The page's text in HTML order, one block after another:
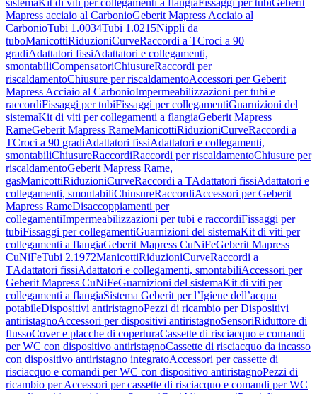
sistemaKit di viti per collegamenti a flangiaFissaggi per tubiGeberit
Mapress acciaio al CarbonioGeberit Mapress Acciaio al
CarbonioTubi 1.0034Tubi 1.0215Nippli da
tuboManicottiRiduzioniCurveRaccordi a TCroci a 90
gradiAdattatori fissiAdattatori e collegamenti,
smontabiliCompensatoriChiusureRaccordi per
riscaldamentoChiusure per riscaldamentoAccessori per Geberit
Mapress Acciaio al CarbonioImpermeabilizzazioni per tubi e
raccordiFissaggi per tubiFissaggi per collegamentiGuarnizioni del
sistemaKit di viti per collegamenti a flangiaGeberit Mapress
RameGeberit Mapress RameManicottiRiduzioniCurveRaccordi a
TCroci a 90 gradiAdattatori fissiAdattatori e collegamenti,
smontabiliChiusureRaccordiRaccordi per riscaldamentoChiusure per
riscaldamentoGeberit Mapress Rame,
gasManicottiRiduzioniCurveRaccordi a TAdattatori fissiAdattatori e
collegamenti, smontabiliChiusureRaccordiAccessori per Geberit
Mapress RameDisaccoppiamenti per
collegamentiImpermeabilizzazioni per tubi e raccordiFissaggi per
tubiFissaggi per collegamentiGuarnizioni del sistemaKit di viti per
collegamenti a flangiaGeberit Mapress CuNiFeGeberit Mapress
CuNiFeTubi 2.1972ManicottiRiduzioniCurveRaccordi a
TAdattatori fissiAdattatori e collegamenti, smontabiliAccessori per
Geberit Mapress CuNiFeGuarnizioni del sistemaKit di viti per
collegamenti a flangiaSistema Geberit per l’Igiene dell’acqua
potabileDispositivi antiristagnoPezzi di ricambio per Dispositivi
antiristagnoAccessori per dispositivi antiristagnoSensoriRiduttore di
flussoCover e placche di coperturaCassette di risciacquo e comandi
per WC con dispositivo antiristagnoCassette di risciacquo da incasso
con dispositivo antiristagno integratoAccessori per cassette di
risciacquo e comandi per WC con dispositivo antiristagnoPezzi di
ricambio per Accessori per cassette di risciacquo e comandi per WC